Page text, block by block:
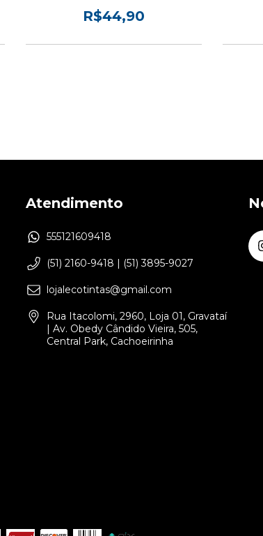
R$44,90
Atendimento
555121609418
(51) 2160-9418 | (51) 3895-9027
lojalecotintas@gmail.com
Rua Itacolomi, 2960, Loja 01, Gravataí
| Av. Obedy Cândido Vieira, 505,
Central Park, Cachoeirinha